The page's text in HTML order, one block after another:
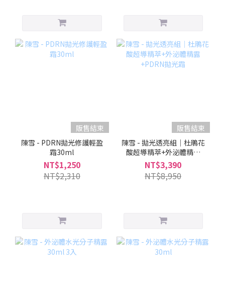
販售結束
陳雪 - PDRN拋光修護輕盈
霜30ml
NT$1,250
NT$2,310
販售結束
陳雪 - 拋光透亮組｜杜鵑花
酸超導精萃+外泌體精露
+PDRN拋光霜
NT$3,390
NT$8,950